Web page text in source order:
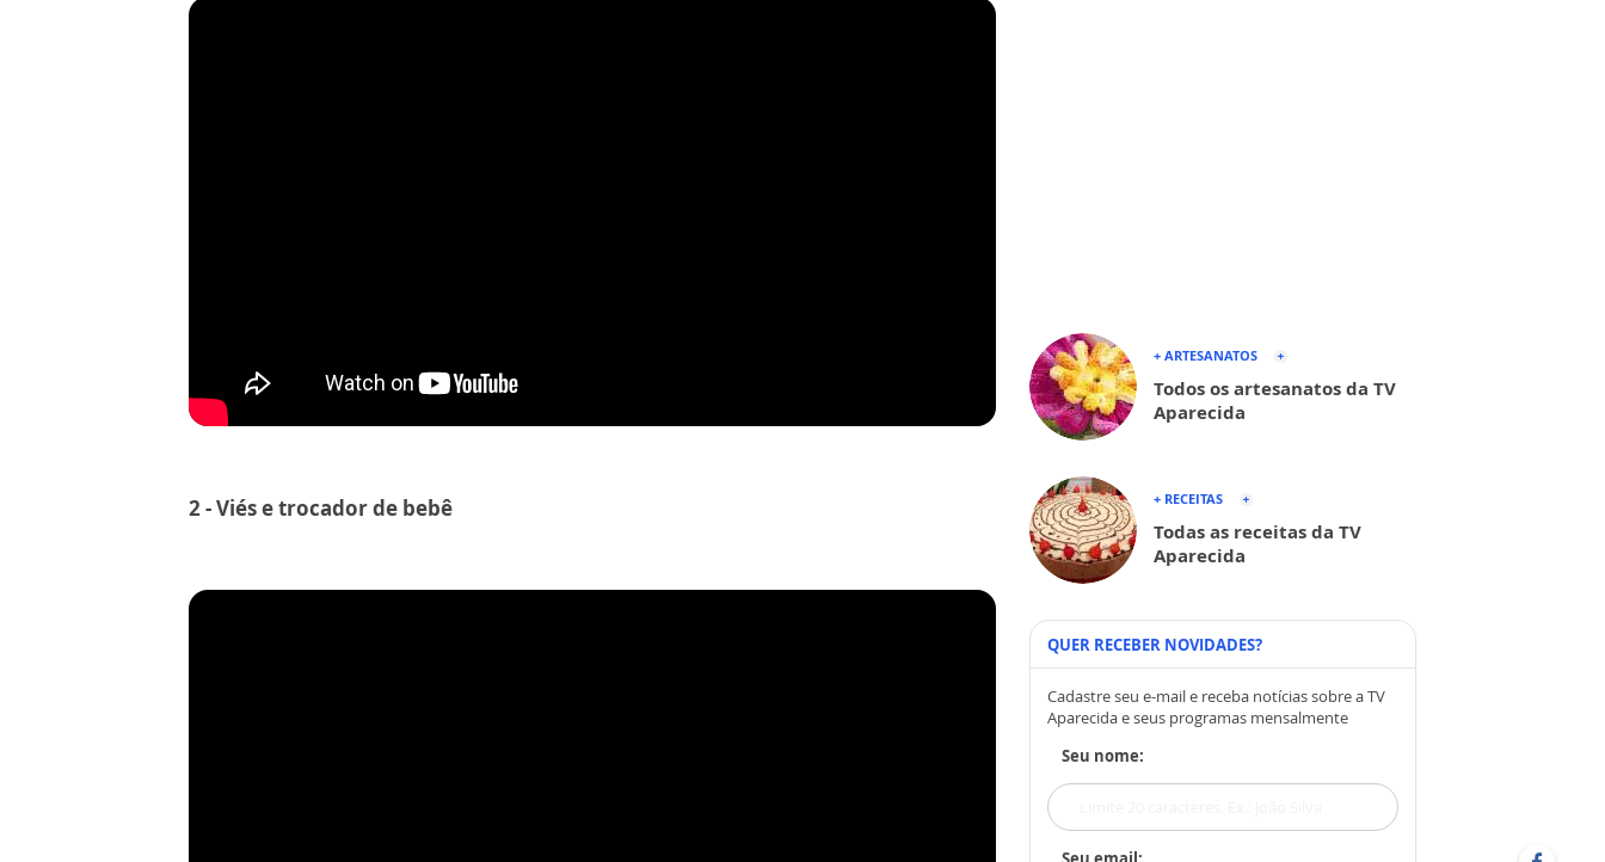
2 - Viés e trocador de bebê
+ ARTESANATOS
Todos os artesanatos da TV
Aparecida
+ RECEITAS
Todas as receitas da TV
Aparecida
QUER RECEBER NOVIDADES?
Cadastre seu e-mail e receba notícias sobre a TV
Aparecida e seus programas mensalmente
Seu nome: